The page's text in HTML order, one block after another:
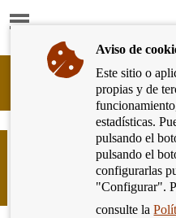
Mostrar
Cliente
Bancario
Banco
España
Eurosistema,
¿Sabes qué es
Informativo de
Aviso de
Este sitio o
propias y de
estadísticas.
pulsando el
pulsando el
configurarlas
"Configurar".
consulte la